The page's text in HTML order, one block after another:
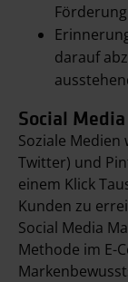
darauf
Social
Soziale Medien
Twitter) und
einem Klick
Kunden zu
Social Media
Methode im E-